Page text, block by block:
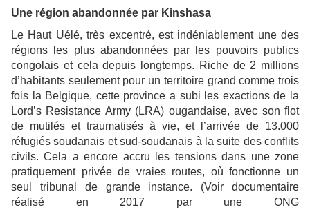
Une région abandonnée par Kinshasa
Le Haut Uélé, très excentré, est indéniablement une des
régions les plus abandonnées par les pouvoirs publics
congolais et cela depuis longtemps. Riche de 2 millions
d’habitants seulement pour un territoire grand comme trois
fois la Belgique, cette province a subi les exactions de la
Lord’s Resistance Army (LRA) ougandaise, avec son flot
de mutilés et traumatisés à vie, et l’arrivée de 13.000
réfugiés soudanais et sud-soudanais à la suite des conflits
civils. Cela a encore accru les tensions dans une zone
pratiquement privée de vraies routes, où fonctionne un
seul tribunal de grande instance. (Voir documentaire
réalisé en 2017 par une ONG